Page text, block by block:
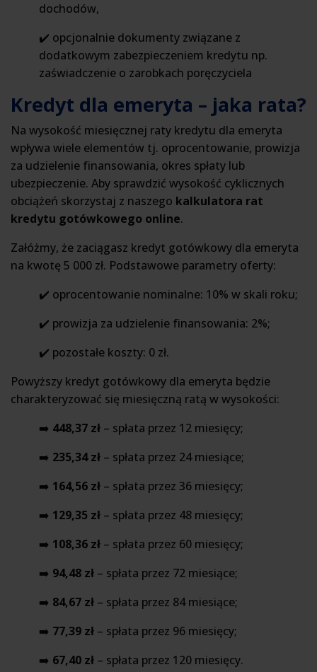
dochodów,
✔️ opcjonalnie dokumenty związane z
dodatkowym zabezpieczeniem kredytu np.
zaświadczenie o zarobkach poręczyciela
Kredyt dla emeryta – jaka rata?
Na wysokość miesięcznej raty kredytu dla emeryta
wpływa wiele elementów tj. oprocentowanie, prowizja
za udzielenie finansowania, okres spłaty lub
ubezpieczenie. Aby sprawdzić wysokość cyklicznych
obciążeń skorzystaj z naszego kalkulatora rat
kredytu gotówkowego online.
Załóżmy, że zaciągasz kredyt gotówkowy dla emeryta
na kwotę 5 000 zł. Podstawowe parametry oferty:
✔️ oprocentowanie nominalne: 10% w skali roku;
✔️ prowizja za udzielenie finansowania: 2%;
✔️ pozostałe koszty: 0 zł.
Powyższy kredyt gotówkowy dla emeryta będzie
charakteryzować się miesięczną ratą w wysokości:
➡️ 448,37 zł – spłata przez 12 miesięcy;
➡️ 235,34 zł – spłata przez 24 miesiące;
➡️ 164,56 zł – spłata przez 36 miesięcy;
➡️ 129,35 zł – spłata przez 48 miesięcy;
➡️ 108,36 zł – spłata przez 60 miesięcy;
➡️ 94,48 zł – spłata przez 72 miesiące;
➡️ 84,67 zł – spłata przez 84 miesiące;
➡️ 77,39 zł – spłata przez 96 miesięcy;
➡️ 67,40 zł – spłata przez 120 miesięcy.